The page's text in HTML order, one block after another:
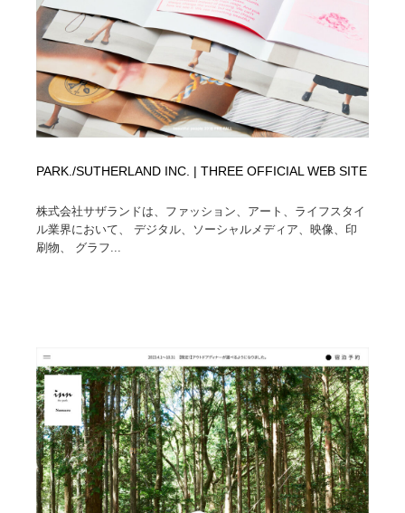
PARK./SUTHERLAND INC. | THREE OFFICIAL WEB SITE
株式会社サザランドは、ファッション、アート、ライフスタイ
ル業界において、 デジタル、ソーシャルメディア、映像、印
刷物、 グラフ...